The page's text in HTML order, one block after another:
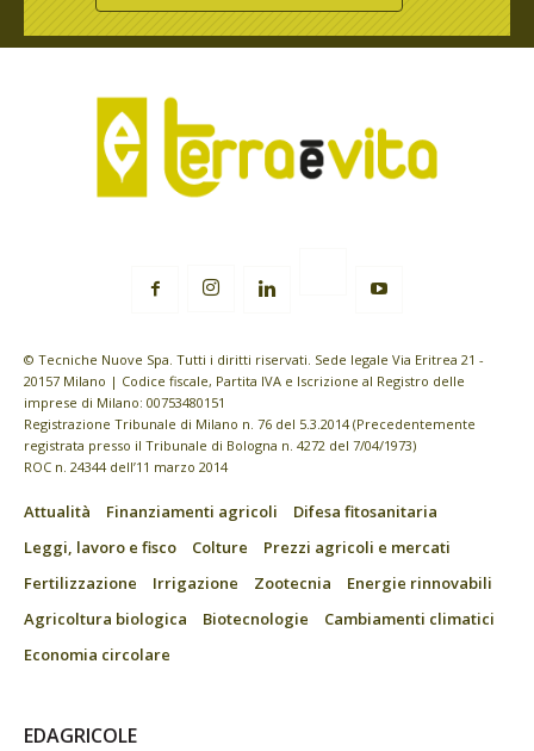
© Tecniche Nuove Spa. Tutti i diritti riservati. Sede legale Via Eritrea 21 -
20157 Milano | Codice fiscale, Partita IVA e Iscrizione al Registro delle
imprese di Milano: 00753480151
Registrazione Tribunale di Milano n. 76 del 5.3.2014 (Precedentemente
registrata presso il Tribunale di Bologna n. 4272 del 7/04/1973)
ROC n. 24344 dell’11 marzo 2014
Attualità Finanziamenti agricoli
Difesa fitosanitaria
Leggi, lavoro e fisco
Colture
Prezzi agricoli e mercati
Fertilizzazione
Irrigazione Zootecnia
Energie rinnovabili
Agricoltura biologica
Biotecnologie
Cambiamenti climatici
Economia circolare
EDAGRICOLE